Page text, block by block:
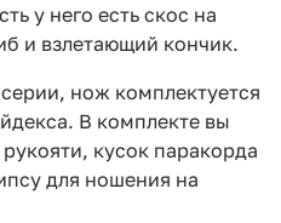
у него есть скос на
и взлетающий кончик.
нож комплектуется
В комплекте вы
кусок паракорда
для ношения на